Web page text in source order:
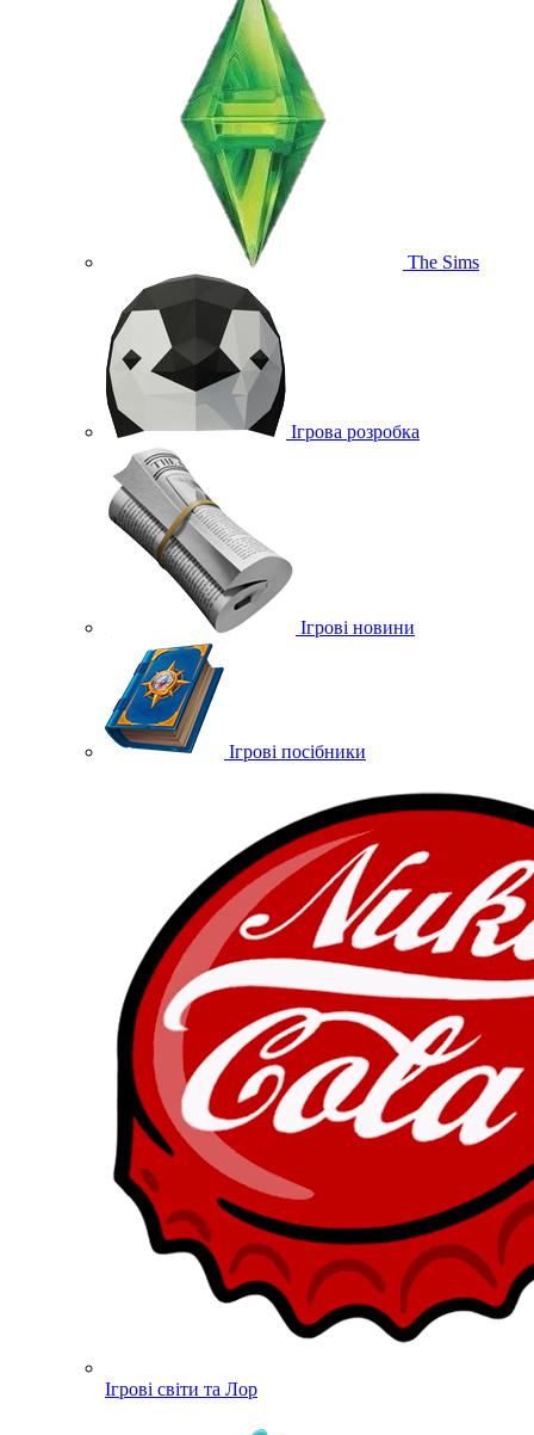
The Sims
Ігрова розробка
Ігрові новини
Ігрові посібники
Ігрові світи та Лор